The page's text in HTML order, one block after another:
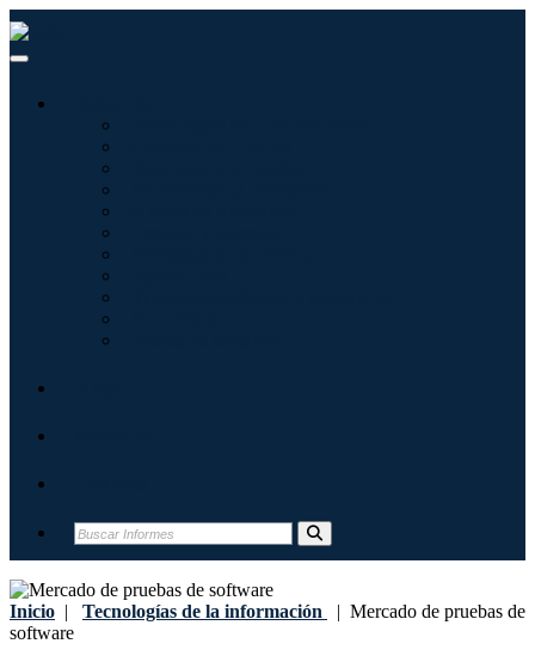
Inicio | Tecnologías de la información | Mercado de pruebas de
software